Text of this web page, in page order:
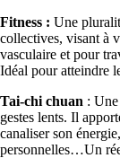
Fitness : Une
collectives, visant à
vasculaire et pour
Idéal pour atteindre
Tai-chi chuan :
gestes lents. Il
canaliser son
personnelles…Un